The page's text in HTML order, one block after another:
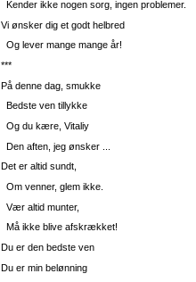
Kender ikke nogen sorg, ingen problemer.
Vi ønsker dig et godt helbred
Og lever mange mange år!
***
På denne dag, smukke
Bedste ven tillykke
Og du kære, Vitaliy
Den aften, jeg ønsker ...
Det er altid sundt,
Om venner, glem ikke.
Vær altid munter,
Må ikke blive afskrækket!
Du er den bedste ven
Du er min belønning